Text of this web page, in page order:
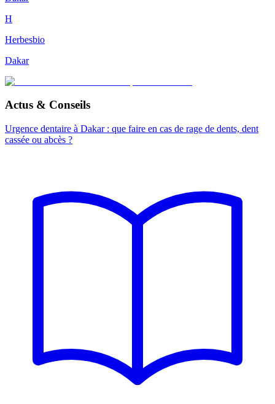
H
Herbesbio
Dakar
Actus & Conseils
Urgence dentaire à Dakar : que faire en cas de rage de dents, dent
cassée ou abcès ?